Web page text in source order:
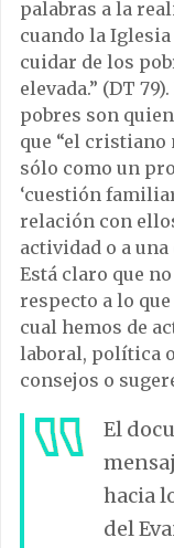
palabras a la
cuando la
cuidar de los
elevada.” (DT
pobres son
que “el cristiano
sólo como un
‘cuestión
relación con
actividad o a una
Está claro que
respecto a lo
cual hemos de
laboral, política
consejos o
El
hacia
del